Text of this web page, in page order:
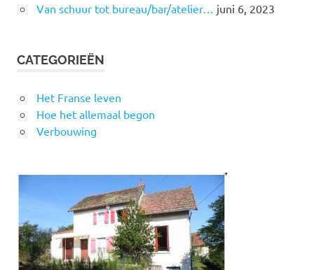
Van schuur tot bureau/bar/atelier…
juni 6, 2023
CATEGORIEËN
Het Franse leven
Hoe het allemaal begon
Verbouwing